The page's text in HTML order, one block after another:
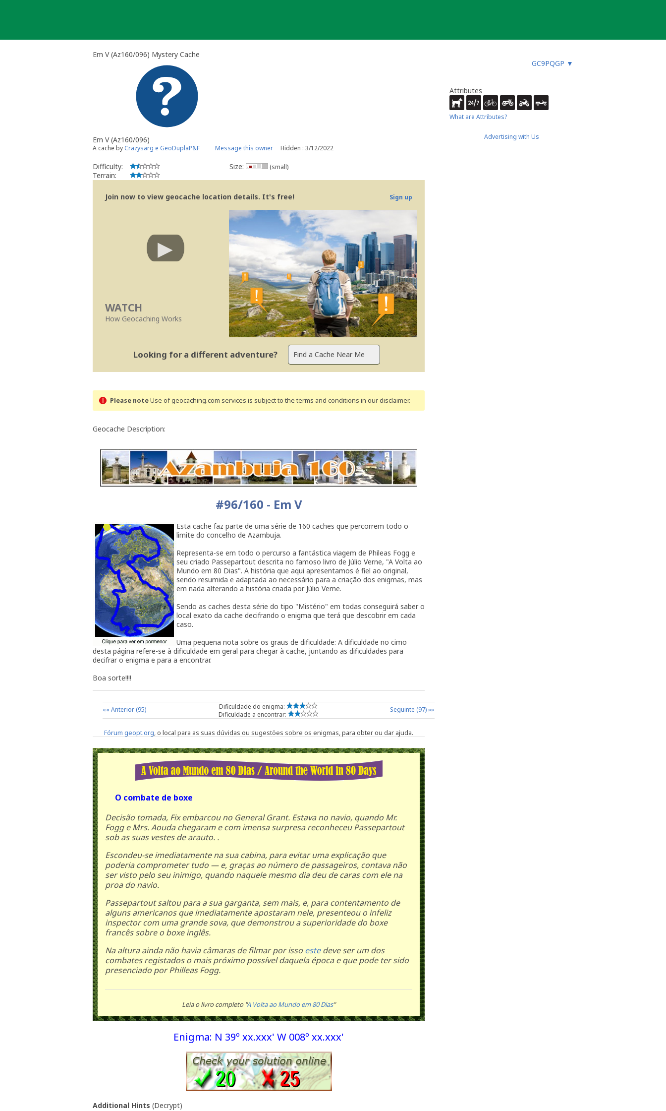
Em V (Az160/096) Mystery Cache
GC9PQGP ▼
Em V (Az160/096)
A cache by Crazysarg e GeoDuplaP&F Message this owner Hidden : 3/12/2022
Difficulty:
Terrain:
Size: (small)
Join now to view geocache location details. It's free! Sign up
WATCH
How Geocaching Works
Looking for a different adventure?
Please noteUse of geocaching.com services is subject to the terms and conditions in our disclaimer.
Geocache Description:
#96/160 - Em V
Esta cache faz parte de uma série de 160 caches que percorrem todo o
limite do concelho de Azambuja.
Representa-se em todo o percurso a fantástica viagem de Phileas Fogg e
seu criado Passepartout descrita no famoso livro de Júlio Verne, "A Volta ao
Mundo em 80 Dias". A história que aqui apresentamos é fiel ao original,
sendo resumida e adaptada ao necessário para a criação dos enigmas, mas
em nada alterando a história criada por Júlio Verne.
Sendo as caches desta série do tipo "Mistério" em todas conseguirá saber o
local exato da cache decifrando o enigma que terá que descobrir em cada
caso.
Uma pequena nota sobre os graus de dificuldade: A dificuldade no cimo
desta página refere-se à dificuldade em geral para chegar à cache, juntando as dificuldades para
decifrar o enigma e para a encontrar.
Boa sorte!!!!
«« Anterior (95)
Dificuldade do enigma:
Dificuldade a encontrar:
Seguinte (97) »»
Fórum geopt.org, o local para as suas dúvidas ou sugestões sobre os enigmas, para obter ou dar ajuda.
O combate de boxe
Decisão tomada, Fix embarcou no General Grant. Estava no navio, quando Mr.
Fogg e Mrs. Aouda chegaram e com imensa surpresa reconheceu Passepartout
sob as suas vestes de arauto. .
Escondeu-se imediatamente na sua cabina, para evitar uma explicação que
poderia comprometer tudo — e, graças ao número de passageiros, contava não
ser visto pelo seu inimigo, quando naquele mesmo dia deu de caras com ele na
proa do navio.
Passepartout saltou para a sua garganta, sem mais, e, para contentamento de
alguns americanos que imediatamente apostaram nele, presenteou o infeliz
inspector com uma grande sova, que demonstrou a superioridade do boxe
francês sobre o boxe inglês.
Na altura ainda não havia câmaras de filmar por isso estedeve ser um dos
combates registados o mais próximo possível daquela época e que pode ter sido
presenciado por Philleas Fogg.
Leia o livro completo "A Volta ao Mundo em 80 Dias"
Enigma: N 39º xx.xxx' W 008º xx.xxx'
Additional Hints (Decrypt)
Attributes
What are Attributes?
Advertising with Us